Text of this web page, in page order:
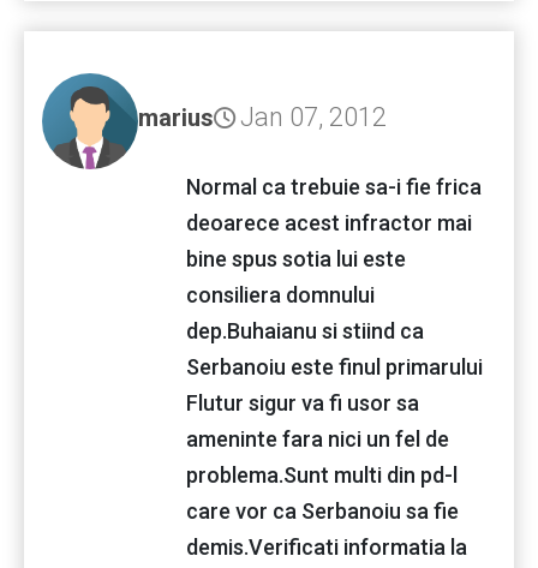
marius Jan 07, 2012
Normal ca trebuie sa-i fie frica
deoarece acest infractor mai
bine spus sotia lui este
consiliera domnului
dep.Buhaianu si stiind ca
Serbanoiu este finul primarului
Flutur sigur va fi usor sa
ameninte fara nici un fel de
problema.Sunt multi din pd-l
care vor ca Serbanoiu sa fie
demis.Verificati informatia la